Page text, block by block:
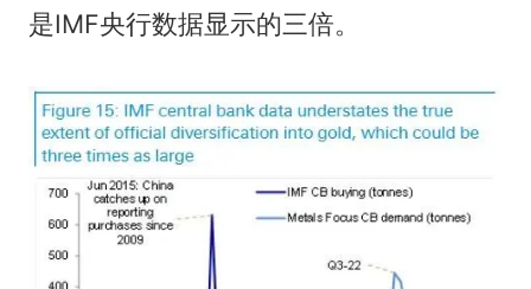
是IMF央行数据显示的三倍。